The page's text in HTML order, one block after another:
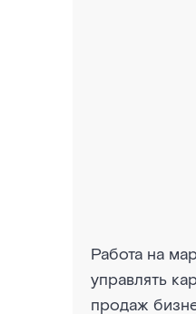
Работа на
управлять
продаж